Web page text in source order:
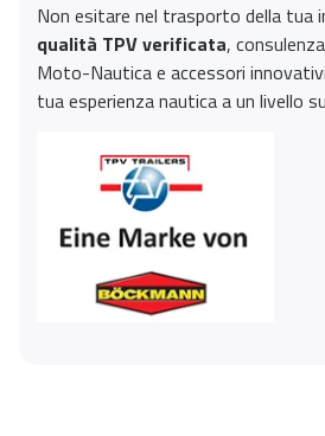
Non esitare nel trasporto della tua
qualità TPV verificata,
Moto-Nautica e accessori
tua esperienza nautica a un livello